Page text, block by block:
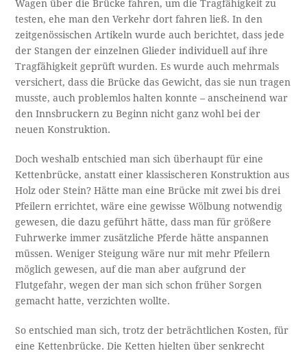
Wagen über die Brücke fahren, um die Tragfähigkeit zu
testen, ehe man den Verkehr dort fahren ließ. In den
zeitgenössischen Artikeln wurde auch berichtet, dass jede
der Stangen der einzelnen Glieder individuell auf ihre
Tragfähigkeit geprüft wurden. Es wurde auch mehrmals
versichert, dass die Brücke das Gewicht, das sie nun tragen
musste, auch problemlos halten konnte – anscheinend war
den Innsbruckern zu Beginn nicht ganz wohl bei der
neuen Konstruktion.
Doch weshalb entschied man sich überhaupt für eine
Kettenbrücke, anstatt einer klassischeren Konstruktion aus
Holz oder Stein? Hätte man eine Brücke mit zwei bis drei
Pfeilern errichtet, wäre eine gewisse Wölbung notwendig
gewesen, die dazu geführt hätte, dass man für größere
Fuhrwerke immer zusätzliche Pferde hätte anspannen
müssen. Weniger Steigung wäre nur mit mehr Pfeilern
möglich gewesen, auf die man aber aufgrund der
Flutgefahr, wegen der man sich schon früher Sorgen
gemacht hatte, verzichten wollte.
So entschied man sich, trotz der beträchtlichen Kosten, für
eine Kettenbrücke. Die Ketten hielten über senkrecht